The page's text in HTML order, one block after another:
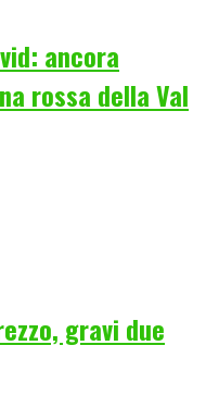
ancora
rossa della Val
gravi due